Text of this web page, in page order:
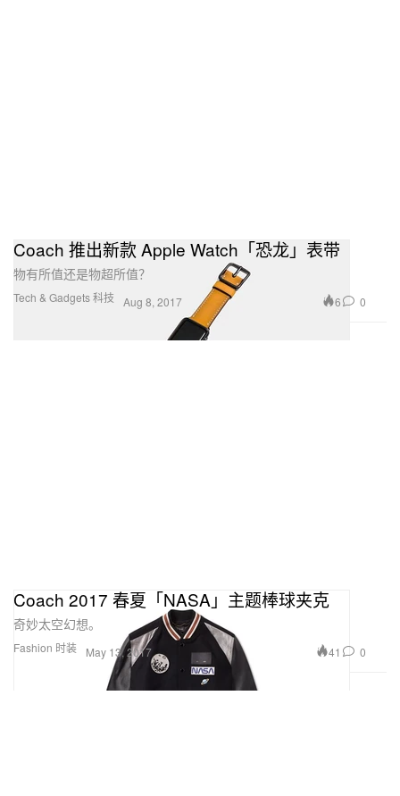
Tech & Gadgets 科技
Coach 推出新款 Apple Watch「恐龙」表带
物有所值还是物超所值？
Aug 8, 2017 6 0
Fashion 时装
Coach 2017 春夏「NASA」主题棒球夹克
奇妙太空幻想。
May 13, 2017 41 0